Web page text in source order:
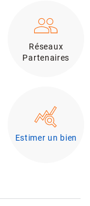
Réseaux
Partenaires
Estimer un bien